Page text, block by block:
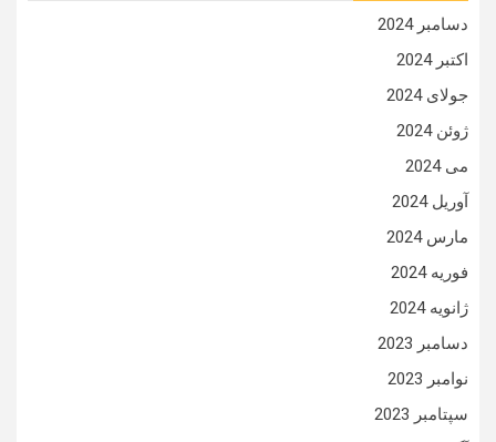
دسامبر 2024
اکتبر 2024
جولای 2024
ژوئن 2024
می 2024
آوریل 2024
مارس 2024
فوریه 2024
ژانویه 2024
دسامبر 2023
نوامبر 2023
سپتامبر 2023